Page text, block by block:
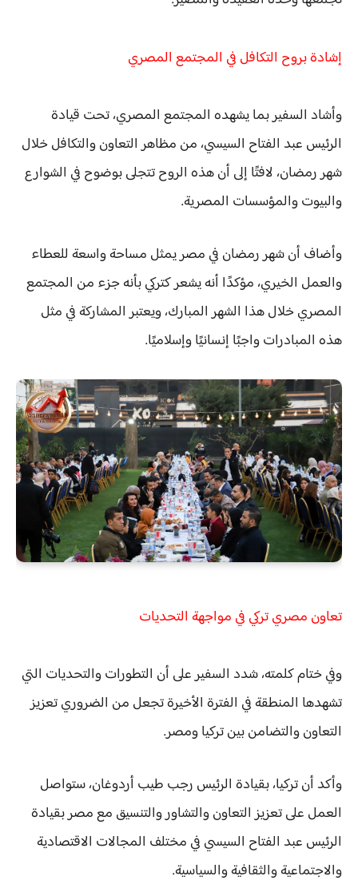
إشادة بروح التكافل في المجتمع المصري
وأشاد السفير بما يشهده المجتمع المصري، تحت قيادة
الرئيس عبد الفتاح السيسي، من مظاهر التعاون والتكافل خلال
شهر رمضان، لافتًا إلى أن هذه الروح تتجلى بوضوح في الشوارع
والبيوت والمؤسسات المصرية.
وأضاف أن شهر رمضان في مصر يمثل مساحة واسعة للعطاء
والعمل الخيري، مؤكدًا أنه يشعر كتركي بأنهجزء من المجتمع
المصري خلال هذا الشهر المبارك، ويعتبر المشاركة في مثل
هذه المبادرات واجبًا إنسانيًا وإسلاميًا.
تعاون مصري تركي في مواجهة التحديات
وفي ختام كلمته، شدد السفير على أن التطورات والتحديات التي
تشهدها المنطقة في الفترة الأخيرة تجعل من الضروريتعزيز
التعاون والتضامن بين تركيا ومصر.
وأكد أن تركيا، بقيادة الرئيس رجب طيب أردوغان، ستواصل
العمل على تعزيز التعاون والتشاور والتنسيق مع مصر بقيادة
الرئيس عبد الفتاح السيسي في مختلف المجالات الاقتصادية
والاجتماعية والثقافية والسياسية.